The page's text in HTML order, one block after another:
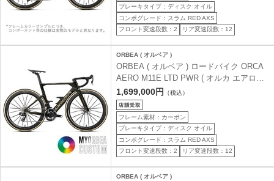
ブレーキタイプ：ディスク オイル
コンポグレード：スラム RED AXS
フロント変速段数：2
リア変速段数：12
ORBEA ( オルベア )
ORBEA ( オルベア ) ロードバイク ORCA
AERO M11E LTD PWR ( オルカ エアロ
M11E LTD PWR ) MYO ( マイオー ) マイ
オルベアカスタム 47 ( 身長目安160cm前
後 )
1,699,000円 （税込）
フレーム素材：カーボン
ブレーキタイプ：ディスク オイル
コンポグレード：スラム RED AXS
フロント変速段数：2
リア変速段数：12
ORBEA ( オルベア )